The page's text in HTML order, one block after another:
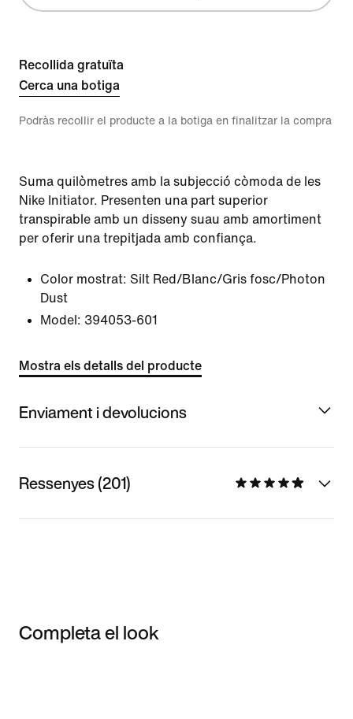
Recollida gratuïta
Cerca una botiga
Podràs recollir el producte a la botiga en finalitzar la compra
Suma quilòmetres amb la subjecció còmoda de les
Nike Initiator. Presenten una part superior
transpirable amb un disseny suau amb amortiment
per oferir una trepitjada amb confiança.
Color mostrat: Silt Red/Blanc/Gris fosc/Photon
Dust
Model: 394053-601
Mostra els detalls del producte
Enviament i devolucions
Ressenyes (201)
Completa el look